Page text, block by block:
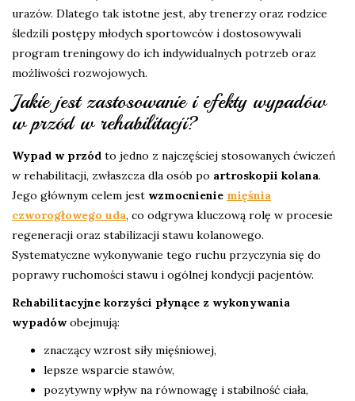
urazów. Dlatego tak istotne jest, aby trenerzy oraz rodzice
śledzili postępy młodych sportowców i dostosowywali
program treningowy do ich indywidualnych potrzeb oraz
możliwości rozwojowych.
Jakie jest zastosowanie i efekty wypadów
w przód w rehabilitacji?
Wypad w przód to jedno z najczęściej stosowanych ćwiczeń
w rehabilitacji, zwłaszcza dla osób po artroskopii kolana.
Jego głównym celem jest wzmocnienie mięśnia
czworogłowego uda, co odgrywa kluczową rolę w procesie
regeneracji oraz stabilizacji stawu kolanowego.
Systematyczne wykonywanie tego ruchu przyczynia się do
poprawy ruchomości stawu i ogólnej kondycji pacjentów.
Rehabilitacyjne korzyści płynące z wykonywania
wypadówobejmują:
znaczący wzrost siły mięśniowej,
lepsze wsparcie stawów,
pozytywny wpływ na równowagę i stabilność ciała,